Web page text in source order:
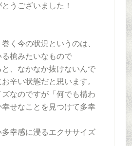
うございました！
く今の状況というのは、
槍みたいなもので
、なかなか抜けないんで
辛い状態だと思います。
なのですが「何でも構わ
せなことを見つけて多幸
幸感に浸るエクササイズ